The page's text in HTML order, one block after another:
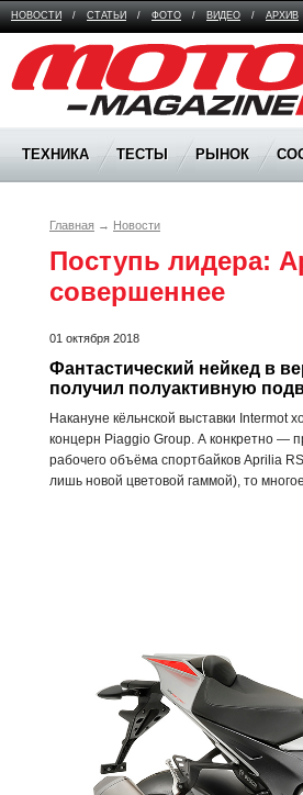
НОВОСТИ / СТАТЬИ / ФОТО / ВИДЕО / АРХИВ
Moto Magazine
ТЕХНИКА ТЕСТЫ РЫНОК
Главная → Новости
Поступь лидера:
совершеннее
01 октября 2018
Фантастический нейкед в
получил полуактивную
Накануне кёльнской выставки Intermot
концерн Piaggio Group. А конкретно —
рабочего объёма спортбайков Aprilia
лишь новой цветовой гаммой), то